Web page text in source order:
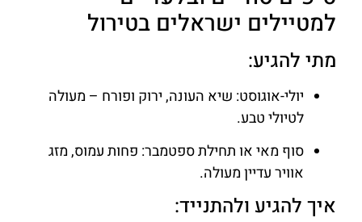
למטיילים ישראלים בטירול
מתי להגיע:
יולי-אוגוסט: שיא העונה, ירוק ופורח – מעולה
לטיולי טבע.
סוף מאי או תחילת ספטמבר: פחות עמוס, מזג
אוויר עדיין מעולה.
איך להגיע ולהתנייד: